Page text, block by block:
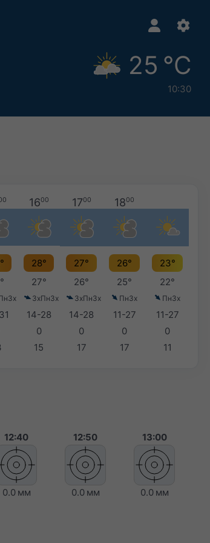
25 °C
10:30
1600 1700 1800
28° 27° 26°
23°
27° 26° 25° 22°
ЗхПнЗх ЗхПнЗх ПнЗх ПнЗх
14-28 14-28 11-27
11-27
0 0 0
0
15 17 17 11
12:40 12:50 13:00
0.0 мм 0.0 мм 0.0 мм